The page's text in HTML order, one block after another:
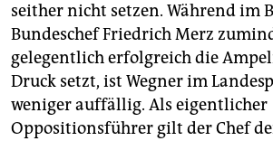
seither nicht setzen. Während im
Bundeschef Friedrich Merz
gelegentlich erfolgreich die
Druck setzt, ist Wegner im
weniger auffällig. Als eigentlicher
Oppositionsführer gilt der Chef